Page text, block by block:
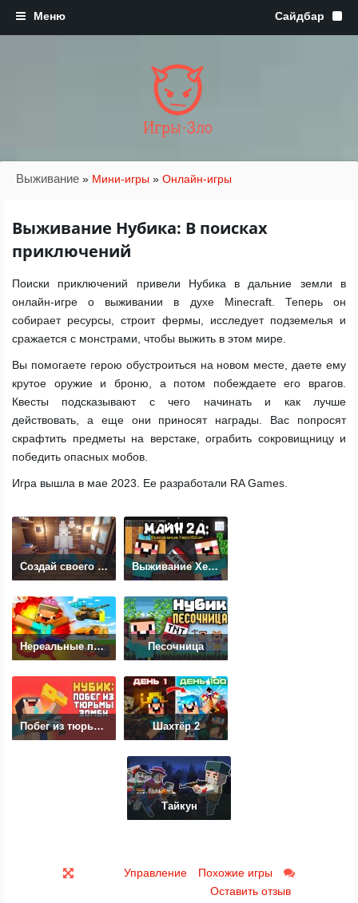
Игры·Зло
Выживание » Мини-игры » Онлайн-игры
Выживание Нубика: В поисках
приключений
Поиски приключений привели Нубика в дальние земли в
онлайн-игре о выживании в духе Minecraft. Теперь он
собирает ресурсы, строит фермы, исследует подземелья и
сражается с монстрами, чтобы выжить в этом мире.
Вы помогаете герою обустроиться на новом месте, даете ему
крутое оружие и броню, а потом побеждаете его врагов.
Квесты подсказывают с чего начинать и как лучше
действовать, а еще они приносят награды. Вас попросят
скрафтить предметы на верстаке, ограбить сокровищницу и
победить опасных мобов.
Игра вышла в мае 2023. Ее разработали RA Games.
Создай своего Нубика Выживание Херобрин
Нереальные приключения Песочница
Побег из тюрьмы зомби Шахтёр 2
Тайкун
Управление
Похожие игры
Оставить отзыв